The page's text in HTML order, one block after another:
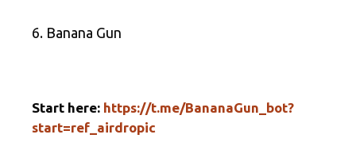
6. Banana Gun
Start here: https://t.me/BananaGun_bot?
start=ref_airdropic